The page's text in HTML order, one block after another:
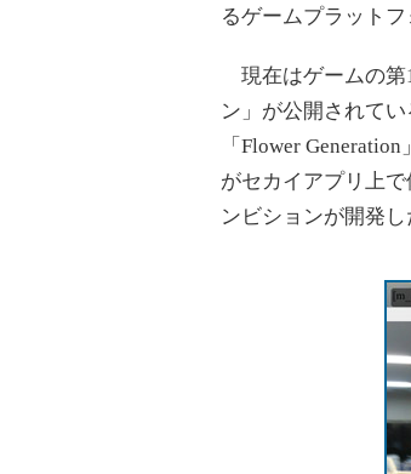
るゲームプラット
現在はゲームの第
ン」が公開されて
「Flower
がセカイアプリ上
ンビションが開発し